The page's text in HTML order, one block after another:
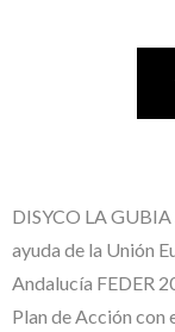
DISYCO LA
ayuda de la Unión
Andalucía FEDER
Plan de Acción